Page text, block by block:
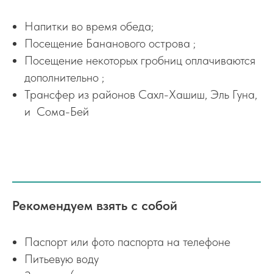
Напитки во время обеда;
Посещение Бананового острова ;
Посещение некоторых гробниц оплачиваются
дополнительно ;
Трансфер из районов Сахл-Хашиш, Эль Гуна,
и Сома-Бей
Рекомендуем взять с собой
Паспорт или фото паспорта на телефоне
Питьевую воду